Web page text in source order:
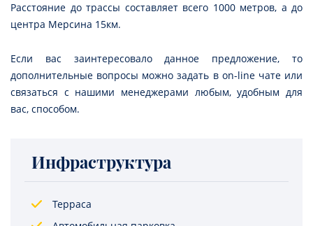
Расстояние до трассы составляет всего 1000 метров, а до
центра Мерсина 15км.
Если вас заинтересовало данное предложение, то
дополнительные вопросы можно задать в on-line чате или
связаться с нашими менеджерами любым, удобным для
вас, способом.
Инфраструктура
Терраса